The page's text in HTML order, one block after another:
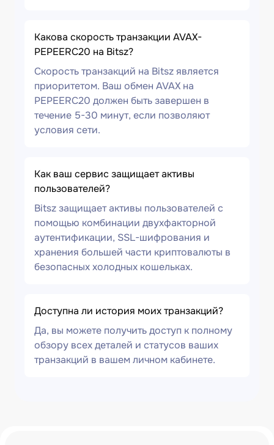
Какова скорость транзакции AVAX-
PEPEERC20 на Bitsz?
Скорость транзакций на Bitsz является
приоритетом. Ваш обмен AVAX на
PEPEERC20 должен быть завершен в
течение 5-30 минут, если позволяют
условия сети.
Как ваш сервис защищает активы
пользователей?
Bitsz защищает активы пользователей с
помощью комбинации двухфакторной
аутентификации, SSL-шифрования и
хранения большей части криптовалюты в
безопасных холодных кошельках.
Доступна ли история моих транзакций?
Да, вы можете получить доступ к полному
обзору всех деталей и статусов ваших
транзакций в вашем личном кабинете.